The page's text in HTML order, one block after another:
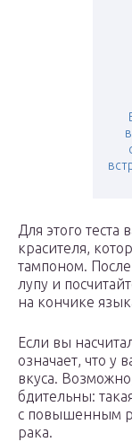
Для этого теста
красителя,
тампоном. После
лупу и
на кончике
Если вы
означает, что у
вкуса.
бдительны:
с повышенным
рака.